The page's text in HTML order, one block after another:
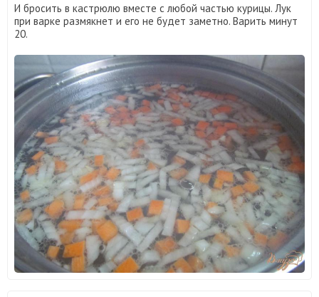
И бросить в кастрюлю вместе с любой частью курицы. Лук
при варке размякнет и его не будет заметно. Варить минут
20.